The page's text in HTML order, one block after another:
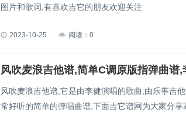
图片和歌词,有喜欢吉它的朋友欢迎关注
2023-10-25 阅读：0
风吹麦浪吉他谱,它是由李健演唱的歌曲,由乐事吉
常好听的简单的弹唱曲谱,下面吉它谱网为大家分